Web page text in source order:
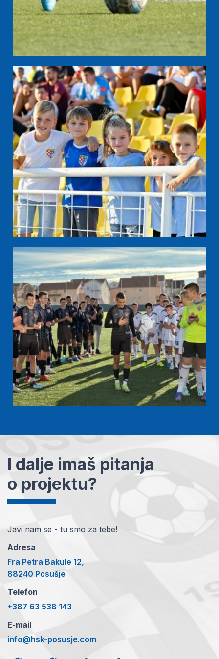
I dalje imaš pitanja
o projektu?
Javi nam se - tu smo za tebe!
Adresa
Fra Petra Bakule 12,
88240 Posušje
Telefon
+387 63 538 143
E-mail
info@hsk-posusje.com